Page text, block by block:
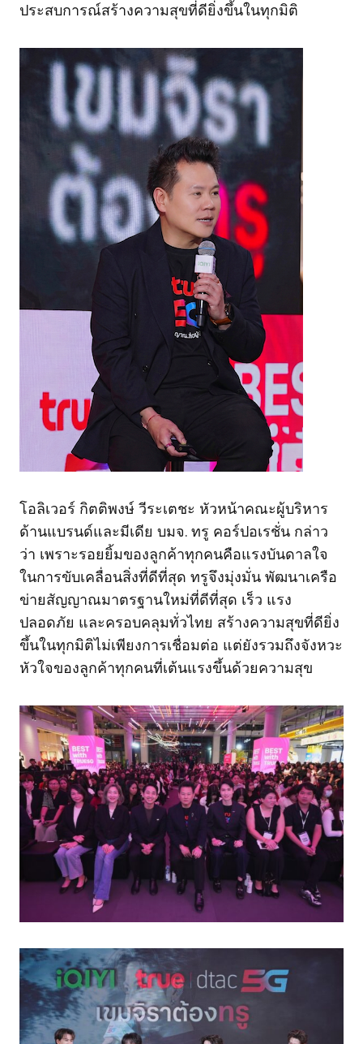
ประสบการณ์สร้างความสุขที่ดียิ่งขึ้นในทุกมิติ
โอลิเวอร์ กิตติพงษ์ วีระเตชะ หัวหน้าคณะผู้บริหาร
ด้านแบรนด์และมีเดีย บมจ. ทรู คอร์ปอเรชั่น กล่าว
ว่า เพราะรอยยิ้มของลูกค้าทุกคนคือแรงบันดาลใจ
ในการขับเคลื่อนสิ่งที่ดีที่สุด ทรูจึงมุ่งมั่น พัฒนาเครือ
ข่ายสัญญาณมาตรฐานใหม่ที่ดีที่สุด เร็ว แรง
ปลอดภัย และครอบคลุมทั่วไทย สร้างความสุขที่ดียิ่ง
ขึ้นในทุกมิติไม่เพียงการเชื่อมต่อ แต่ยังรวมถึงจังหวะ
หัวใจของลูกค้าทุกคนที่เต้นแรงขึ้นด้วยความสุข